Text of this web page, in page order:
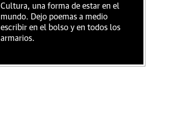
Cultura, una forma de estar en el
mundo. Dejo poemas a medio
escribir en el bolso y en todos los
armarios.